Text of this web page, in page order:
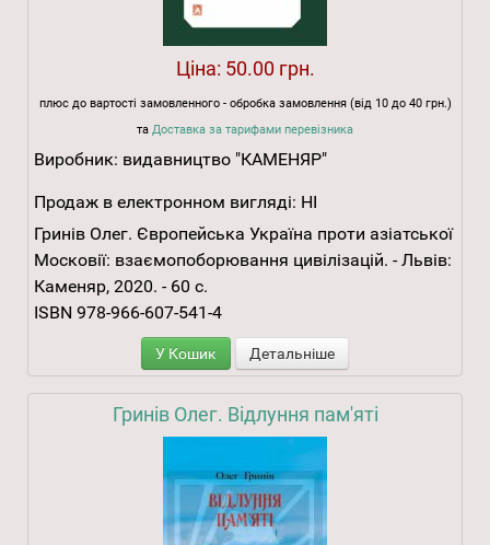
Ціна: 50.00 грн.
плюс до вартості замовленного - обробка замовлення (від 10 до 40 грн.)
та Доставка за тарифами перевізника
Виробник: видавництво "КАМЕНЯР"
Продаж в електронном вигляді: НІ
Гринів Олег. Європейська Україна проти азіатської
Московії: взаємопоборювання цивілізацій. - Львів:
Каменяр, 2020. - 60 с.
ISBN 978-966-607-541-4
У Кошик Детальніше
Гринів Олег. Відлуння пам'яті